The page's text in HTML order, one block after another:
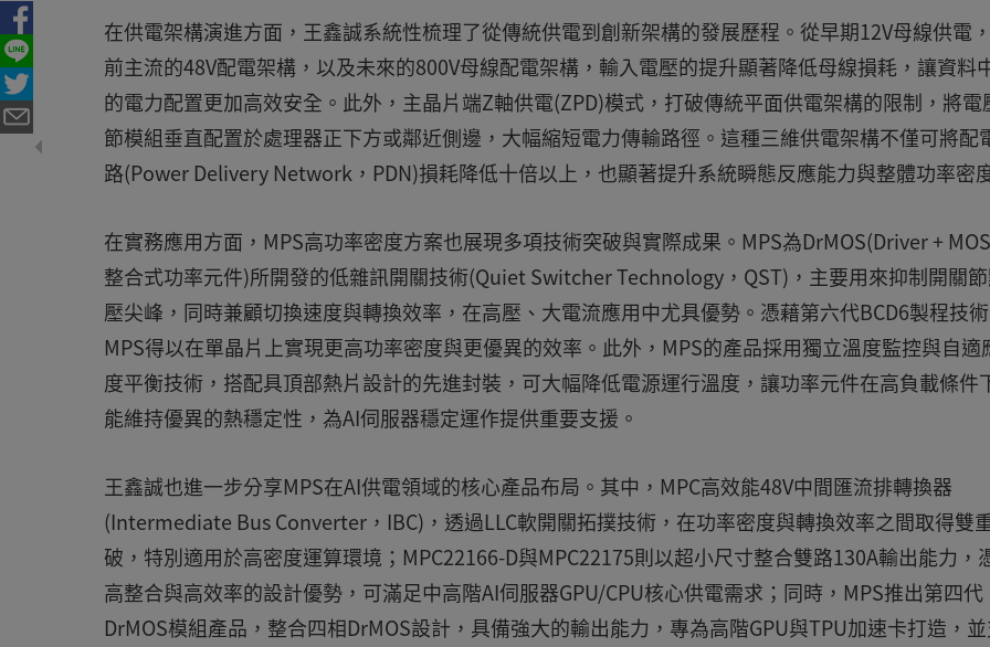
在供電架構演進方面，王鑫誠系統性梳理了從傳統供電到創新架構的發展歷程。從早期12V母線供電
前主流的48V配電架構，以及未來的800V母線配電架構，輸入電壓的提升顯著降低母線損耗，讓資料
的電力配置更加高效安全。此外，主晶片端Z軸供電(ZPD)模式，打破傳統平面供電架構的限制，將電
節模組垂直配置於處理器正下方或鄰近側邊，大幅縮短電力傳輸路徑。這種三維供電架構不僅可將配
路(Power Delivery Network，PDN)損耗降低十倍以上，也顯著提升系統瞬態反應能力與整體功率密
在實務應用方面，MPS高功率密度方案也展現多項技術突破與實際成果。MPS為DrMOS(Driver +
整合式功率元件)所開發的低雜訊開關技術(Quiet Switcher Technology，QST)，主要用來抑制開關
壓尖峰，同時兼顧切換速度與轉換效率，在高壓、大電流應用中尤具優勢。憑藉第六代BCD6製程技術
MPS得以在單晶片上實現更高功率密度與更優異的效率。此外，MPS的產品採用獨立溫度監控與自適
度平衡技術，搭配具頂部熱片設計的先進封裝，可大幅降低電源運行溫度，讓功率元件在高負載條件
能維持優異的熱穩定性，為AI伺服器穩定運作提供重要支援。
王鑫誠也進一步分享MPS在AI供電領域的核心產品布局。其中，MPC高效能48V中間匯流排轉換器
(Intermediate Bus Converter，IBC)，透過LLC軟開關拓撲技術，在功率密度與轉換效率之間取得雙
破，特別適用於高密度運算環境；MPC22166-D與MPC22175則以超小尺寸整合雙路130A輸出能力，
高整合與高效率的設計優勢，可滿足中高階AI伺服器GPU/CPU核心供電需求；同時，MPS推出第四代
DrMOS模組產品，整合四相DrMOS設計，具備強大的輸出能力，專為高階GPU與TPU加速卡打造，